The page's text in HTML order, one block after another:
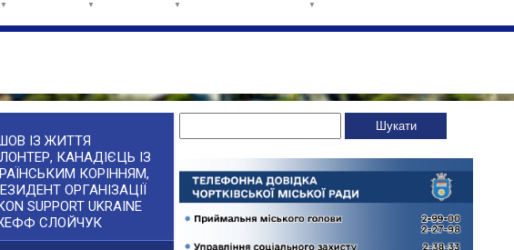
ІЗ ЖИТТЯ
КАНАДІЄЦЬ ІЗ
КОРІННЯМ,
ОРГАНІЗАЦІЇ
SUPPORT UKRAINE
СЛОЙЧУК